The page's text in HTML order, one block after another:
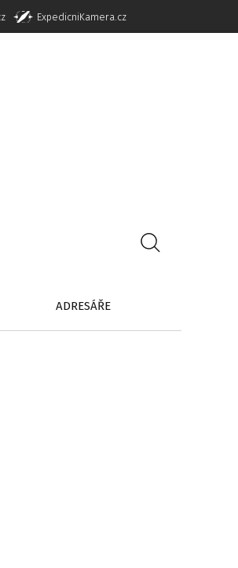
ExpedicniKamera.cz
ADRESÁŘE